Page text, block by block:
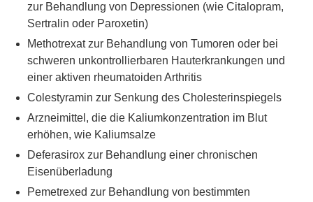
zur Behandlung von Depressionen (wie Citalopram,
Sertralin oder Paroxetin)
Methotrexat zur Behandlung von Tumoren oder bei
schweren unkontrollierbaren Hauterkrankungen und
einer aktiven rheumatoiden Arthritis
Colestyramin zur Senkung des Cholesterinspiegels
Arzneimittel, die die Kaliumkonzentration im Blut
erhöhen, wie Kaliumsalze
Deferasirox zur Behandlung einer chronischen
Eisenüberladung
Pemetrexed zur Behandlung von bestimmten